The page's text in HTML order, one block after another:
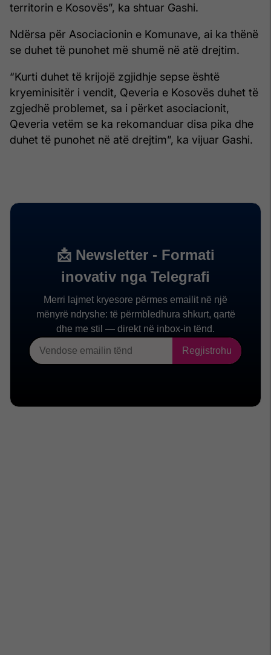
territorin e Kosovës”, ka shtuar Gashi.
Ndërsa për Asociacionin e Komunave, ai ka thënë
se duhet të punohet më shumë në atë drejtim.
“Kurti duhet të krijojë zgjidhje sepse është
kryeminisitër i vendit, Qeveria e Kosovës duhet të
zgjedhë problemet, sa i përket asociacionit,
Qeveria vetëm se ka rekomanduar disa pika dhe
duhet të punohet në atë drejtim”, ka vijuar Gashi.